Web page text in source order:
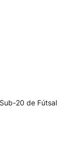
20 de Fútsal